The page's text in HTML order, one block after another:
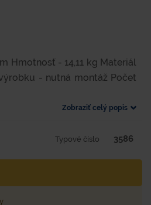
Hmotnosť - 14,11 kg Materiál
- nutná montáž Počet
Zobraziť celý popis
Typové číslo 3586